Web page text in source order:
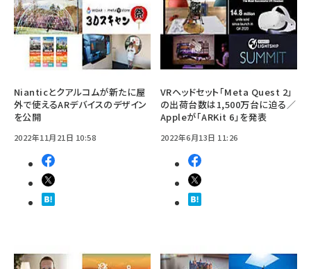
Nianticとクアルコムが新たに屋
外で使えるARデバイスのデザイン
を公開
2022年11月21日 10:58
VRヘッドセット「Meta Quest 2」
の出荷台数は1,500万台に迫る／
Appleが「ARKit 6」を発表
2022年6月13日 11:26